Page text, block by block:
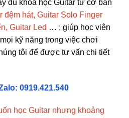
đủ khóa học Guitar từ cơ bản
đệm hát, Guitar Solo Finger
Guitar Led … ; giúp học viên
kỹ năng trong việc chơi
tôi để được tư vấn chi tiết
0919.421.540
học Guitar nhưng khoảng